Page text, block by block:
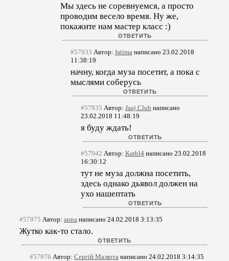
Мы здесь не соревнуемся, а просто
проводим весело время. Ну же,
покажите нам мастер класс :)
#57933 Автор: fatima написано 23.02.2018
11:38:19
начну, когда муза посетит, а пока с
мыслями соберусь
#57935 Автор: Jaaj.Club написано
23.02.2018 11:48:19
я буду ждать!
#57942 Автор: Karbl4 написано 23.02.2018
16:30:12
тут не муза должна посетить,
здесь однако дьявол должен на
ухо нашептать
#57975 Автор: anna написано 24.02.2018 3:13:35
Жутко как-то стало.
#57976 Автор: Сергій Малюта написано 24.02.2018 3:14:35